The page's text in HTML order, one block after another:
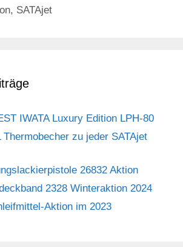
, SATAjet
IWATA Luxury Edition LPH-80
Thermobecher zu jeder SATAjet
26832 Aktion
2328 Winteraktion 2024
Aktion im 2023